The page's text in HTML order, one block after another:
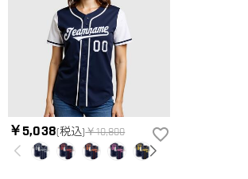
￥5,038(税込)￥10,800